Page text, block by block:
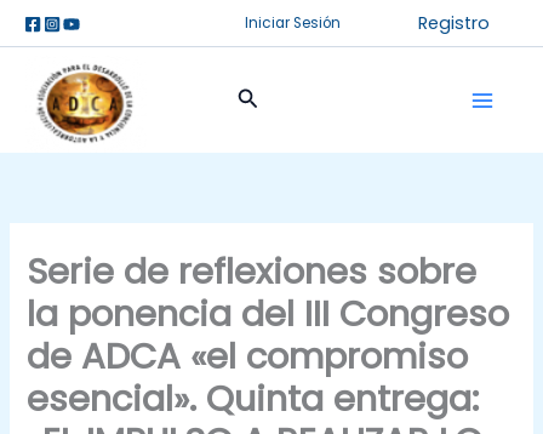
al
contenido
Iniciar Sesión Registro
Buscar
Serie de reflexiones sobre
la ponencia del III Congreso
de ADCA «el compromiso
esencial». Quinta entrega: